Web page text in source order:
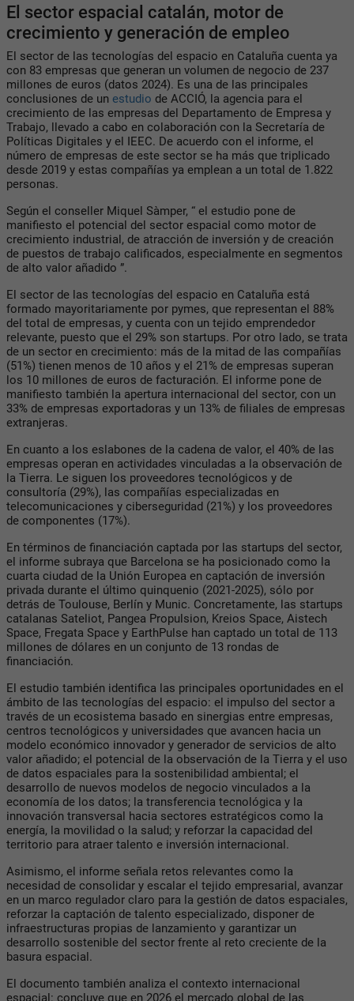
El sector espacial catalán, motor de
crecimiento y generación de empleo
El sector de las tecnologías del espacio en Cataluña cuenta ya
con 83 empresas que generan un volumen de negocio de 237
millones de euros (datos 2024). Es una de las principales
conclusiones de un estudio de ACCIÓ, la agencia para el
crecimiento de las empresas del Departamento de Empresa y
Trabajo, llevado a cabo en colaboración con la Secretaría de
Políticas Digitales y el IEEC. De acuerdo con el informe, el
número de empresas de este sector se ha más que triplicado
desde 2019 y estas compañías ya emplean a un total de 1.822
personas.
Según el conseller Miquel Sàmper, “ el estudio pone de
manifiesto el potencial del sector espacial como motor de
crecimiento industrial, de atracción de inversión y de creación
de puestos de trabajo calificados, especialmente en segmentos
de alto valor añadido ”.
El sector de las tecnologías del espacio en Cataluña está
formado mayoritariamente por pymes, que representan el 88%
del total de empresas, y cuenta con un tejido emprendedor
relevante, puesto que el 29% son startups. Por otro lado, se trata
de un sector en crecimiento: más de la mitad de las compañías
(51%) tienen menos de 10 años y el 21% de empresas superan
los 10 millones de euros de facturación. El informe pone de
manifiesto también la apertura internacional del sector, con un
33% de empresas exportadoras y un 13% de filiales de empresas
extranjeras.
En cuanto a los eslabones de la cadena de valor, el 40% de las
empresas operan en actividades vinculadas a la observación de
la Tierra. Le siguen los proveedores tecnológicos y de
consultoría (29%), las compañías especializadas en
telecomunicaciones y ciberseguridad (21%) y los proveedores
de componentes (17%).
En términos de financiación captada por las startups del sector,
el informe subraya que Barcelona se ha posicionado como la
cuarta ciudad de la Unión Europea en captación de inversión
privada durante el último quinquenio (2021-2025), sólo por
detrás de Toulouse, Berlín y Munic. Concretamente, las startups
catalanas Sateliot, Pangea Propulsion, Kreios Space, Aistech
Space, Fregata Space y EarthPulse han captado un total de 113
millones de dólares en un conjunto de 13 rondas de
financiación.
El estudio también identifica las principales oportunidades en el
ámbito de las tecnologías del espacio: el impulso del sector a
través de un ecosistema basado en sinergias entre empresas,
centros tecnológicos y universidades que avancen hacia un
modelo económico innovador y generador de servicios de alto
valor añadido; el potencial de la observación de la Tierra y el uso
de datos espaciales para la sostenibilidad ambiental; el
desarrollo de nuevos modelos de negocio vinculados a la
economía de los datos; la transferencia tecnológica y la
innovación transversal hacia sectores estratégicos como la
energía, la movilidad o la salud; y reforzar la capacidad del
territorio para atraer talento e inversión internacional.
Asimismo, el informe señala retos relevantes como la
necesidad de consolidar y escalar el tejido empresarial, avanzar
en un marco regulador claro para la gestión de datos espaciales,
reforzar la captación de talento especializado, disponer de
infraestructuras propias de lanzamiento y garantizar un
desarrollo sostenible del sector frente al reto creciente de la
basura espacial.
El documento también analiza el contexto internacional
espacial: concluye que en 2026 el mercado global de las